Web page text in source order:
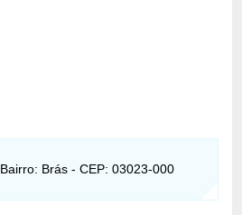
Brás - CEP: 03023-000